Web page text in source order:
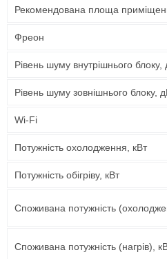
Рекомендована площа
Фреон
Рівень шуму внутрішнього блоку,
Рівень шуму зовнішнього блоку,
Wi-Fi
Потужність охолодження, кВт
Потужність обігріву, кВт
Споживана потужність
Споживана потужність (нагрів),